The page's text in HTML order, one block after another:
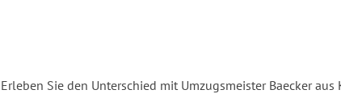
Erleben Sie den Unterschied mit Umzugsmeister Baecker aus